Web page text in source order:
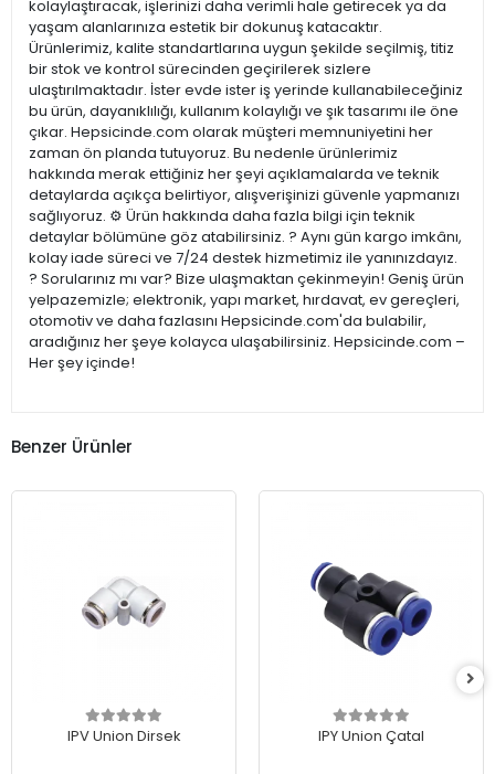
kolaylaştıracak, işlerinizi daha verimli hale getirecek ya da
yaşam alanlarınıza estetik bir dokunuş katacaktır.
Ürünlerimiz, kalite standartlarına uygun şekilde seçilmiş, titiz
bir stok ve kontrol sürecinden geçirilerek sizlere
ulaştırılmaktadır. İster evde ister iş yerinde kullanabileceğiniz
bu ürün, dayanıklılığı, kullanım kolaylığı ve şık tasarımı ile öne
çıkar. Hepsicinde.com olarak müşteri memnuniyetini her
zaman ön planda tutuyoruz. Bu nedenle ürünlerimiz
hakkında merak ettiğiniz her şeyi açıklamalarda ve teknik
detaylarda açıkça belirtiyor, alışverişinizi güvenle yapmanızı
sağlıyoruz. ⚙️ Ürün hakkında daha fazla bilgi için teknik
detaylar bölümüne göz atabilirsiniz. ? Aynı gün kargo imkânı,
kolay iade süreci ve 7/24 destek hizmetimiz ile yanınızdayız.
? Sorularınız mı var? Bize ulaşmaktan çekinmeyin! Geniş ürün
yelpazemizle; elektronik, yapı market, hırdavat, ev gereçleri,
otomotiv ve daha fazlasını Hepsicinde.com'da bulabilir,
aradığınız her şeye kolayca ulaşabilirsiniz. Hepsicinde.com –
Her şey içinde!
Benzer Ürünler
IPV Union Dirsek IPY Union Çatal